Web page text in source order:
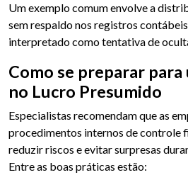
Um exemplo comum envolve a
sem respaldo nos registros
interpretado como tentativa de
Como se preparar
no Lucro Presumido
Especialistas recomendam que as
procedimentos internos de controle
reduzir riscos e evitar surpresas
Entre as boas práticas estão: